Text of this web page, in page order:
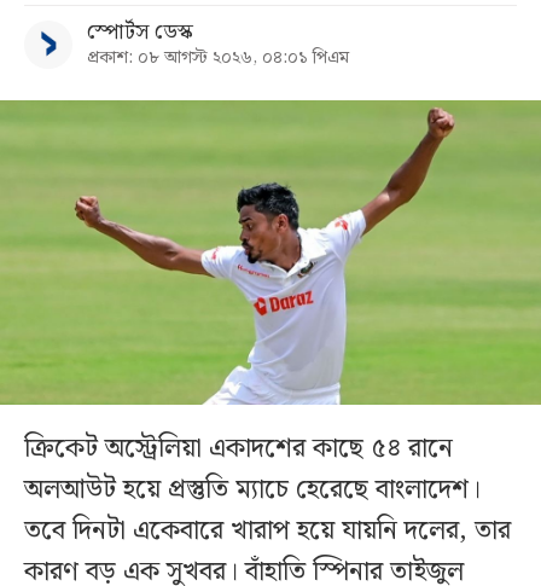
স্পোর্টস ডেস্ক
প্রকাশ: ০৮ আগস্ট ২০২৬, ০৪:০১ পিএম
ক্রিকেট অস্ট্রেলিয়া একাদশের কাছে ৫৪ রানে
অলআউট হয়ে প্রস্তুতি ম্যাচে হেরেছে বাংলাদেশ।
তবে দিনটা একেবারে খারাপ হয়ে যায়নি দলের, তার
কারণ বড় এক সুখবর। বাঁহাতি স্পিনার তাইজুল